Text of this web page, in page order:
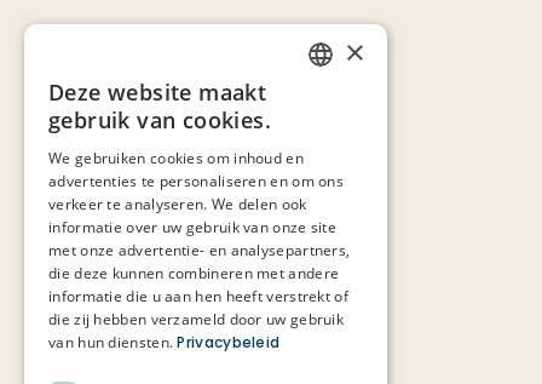
×
Deze website maakt
gebruik van cookies.
We gebruiken cookies om inhoud en
advertenties te personaliseren en om ons
verkeer te analyseren. We delen ook
informatie over uw gebruik van onze site
met onze advertentie- en analysepartners,
die deze kunnen combineren met andere
informatie die u aan hen heeft verstrekt of
die zij hebben verzameld door uw gebruik
van hun diensten. Privacybeleid